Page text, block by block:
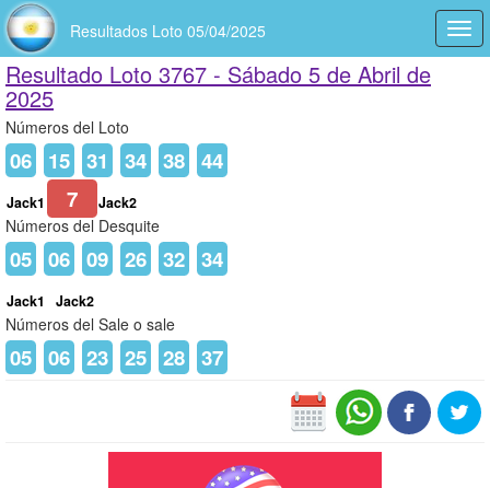
Resultados Loto 05/04/2025
Resultado Loto 3767 - Sábado 5 de Abril de
2025
Números del Loto
06 15 31 34 38 44
Jack1 7 Jack2
Números del Desquite
05 06 09 26 32 34
Jack1 Jack2
Números del Sale o sale
05 06 23 25 28 37